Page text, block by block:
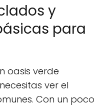
y
para
oasis verde
ver el
Con un poco